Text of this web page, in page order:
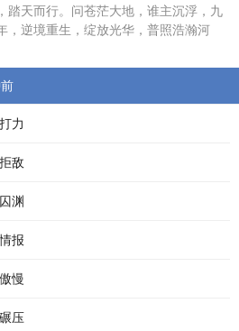
踏天而行。问苍茫大地，谁主沉浮，九
，逆境重生，绽放光华，普照浩瀚河
力
敌
渊
报
慢
压